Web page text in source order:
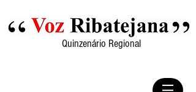
Quinzenário Regional